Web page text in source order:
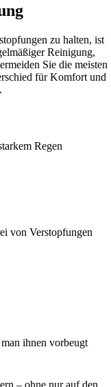
zu halten, ist
Reinigung,
Sie die meisten
für Komfort und
Regen
von Verstopfungen
ihnen vorbeugt
– ohne nur auf den